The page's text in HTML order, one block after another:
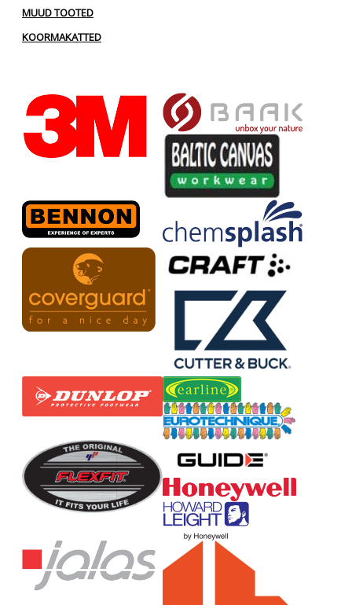
MUUD TOOTED
KOORMAKATTED